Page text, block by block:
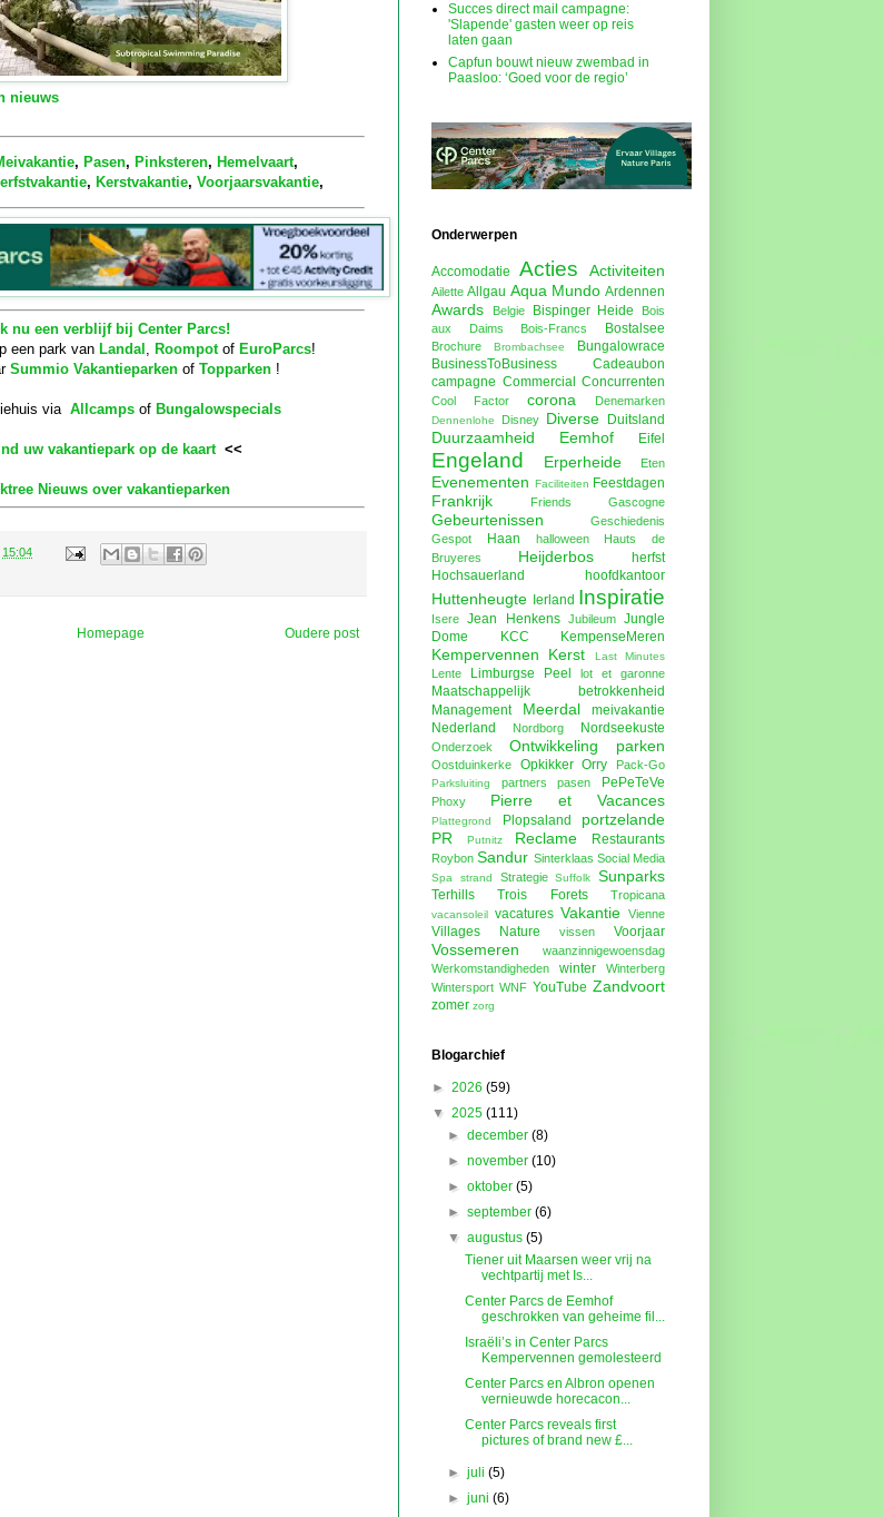
nieuws
, Pasen, Pinksteren, Hemelvaart,
, Kerstvakantie, Voorjaarsvakantie,
nu een verblijf bij Center Parcs!
een park van Landal Roompotof EuroParcs!
Summio Vakantieparken of Topparken !
via Allcampsof Bungalowspecials
uw vakantiepark op de kaart <<
Nieuws over vakantieparken
15:04
Oudere post
Homepage
Succes direct mail campagne:
'Slapende' gasten weer op reis
laten gaan
Capfun bouwt nieuw zwembad in
Paasloo: ‘Goed voor de regio’
Onderwerpen
Accomodatie Acties Activiteiten
Ailette Allgau Aqua Mundo Ardennen
Awards Belgie Bispinger Heide
Bois
aux Daims
Bois-Francs Bostalsee
Brochure Brombachsee
Bungalowrace
BusinessToBusiness
Cadeaubon
campagne Commercial Concurrenten
Cool Factor corona Denemarken
Dennenlohe Disney Diverse Duitsland
Duurzaamheid Eemhof Eifel
Engeland Erperheide Eten
Evenementen Faciliteiten Feestdagen
Frankrijk Friends Gascogne
Gebeurtenissen
Geschiedenis
Gespot
Haan halloween
Hauts de
Bruyeres
Heijderbos
herfst
Hochsauerland
hoofdkantoor
Huttenheugte Ierland Inspiratie
Isere Jean Henkens Jubileum
Jungle
Dome
KCC KempenseMeren
Kempervennen Kerst Last Minutes
Lente Limburgse Peel lot et garonne
Maatschappelijk betrokkenheid
Management
Meerdal
meivakantie
Nederland
Nordborg Nordseekuste
Onderzoek Ontwikkeling parken
Oostduinkerke Opkikker Orry Pack-Go
Parksluiting partners pasen PePeTeVe
Phoxy Pierre et Vacances
Plattegrond Plopsaland
portzelande
PR
Putnitz Reclame Restaurants
Roybon Sandur Sinterklaas Social Media
Spa strand Strategie Suffolk Sunparks
Terhills Trois Forets Tropicana
vacansoleil vacatures Vakantie Vienne
Villages Nature vissen Voorjaar
Vossemeren
waanzinnigewoensdag
Werkomstandigheden
winter
Winterberg
Wintersport WNF YouTube Zandvoort
zomer zorg
Blogarchief
► 2026 (59)
▼ 2025 (111)
►december(8)
►november(10)
►oktober(5)
►september(6)
▼augustus(5)
Tiener uit Maarsen weer vrij na
vechtpartij met Is...
Center Parcs de Eemhof
geschrokken van geheime fil...
Israëli’s in Center Parcs
Kempervennen gemolesteerd
Center Parcs en Albron openen
vernieuwde horecacon...
Center Parcs reveals first
pictures of brand new £...
►juli(5)
►juni(6)